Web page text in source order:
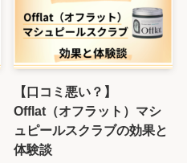
【口コミ悪い？】
Offlat（オフラット）マシ
ュピールスクラブの効果と
体験談